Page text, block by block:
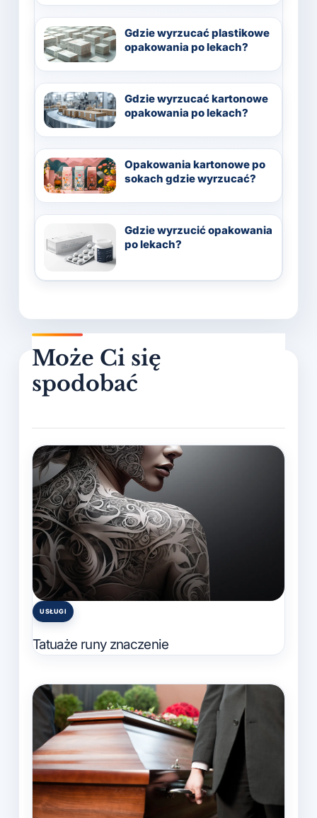
Gdzie wyrzucać plastikowe
opakowania po lekach?
Gdzie wyrzucać kartonowe
opakowania po lekach?
Opakowania kartonowe po
sokach gdzie wyrzucać?
Gdzie wyrzucić opakowania
po lekach?
Posted
USŁUGI
Tatuaże runy znaczenie